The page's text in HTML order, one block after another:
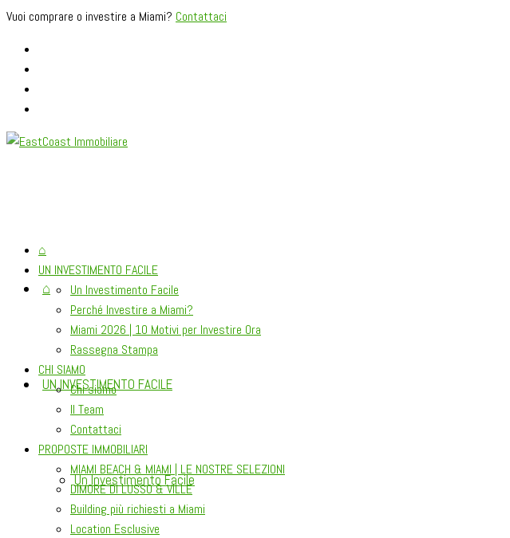
Vuoi comprare o investire a Miami? Contattaci
⌂
UN INVESTIMENTO FACILE
Un Investimento Facile
⌂
UN INVESTIMENTO FACILE
Un Investimento Facile
Perché Investire a Miami?
Miami 2026 | 10 Motivi per Investire Ora
Rassegna Stampa
CHI SIAMO
Chi siamo
Il Team
Contattaci
PROPOSTE IMMOBILIARI
MIAMI BEACH & MIAMI | LE NOSTRE SELEZIONI
DIMORE DI LUSSO & VILLE
Building più richiesti a Miami
Location Esclusive